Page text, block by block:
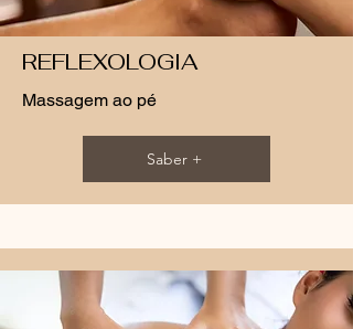
REFLEXOLOGIA
Massagem ao pé
Saber +